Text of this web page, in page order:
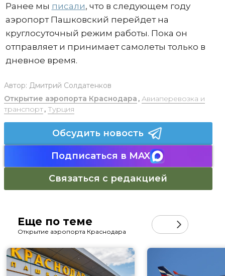
Ранее мы писали, что в следующем году
аэропорт Пашковский перейдет на
круглосуточный режим работы. Пока он
отправляет и принимает самолеты только в
дневное время.
Автор: Дмитрий Солдатенков
Открытие аэропорта Краснодара , Авиаперевозка и
транспорт, Турция
Обсудить новость
Подписаться в MAX
Связаться с редакцией
Еще по теме
Открытие аэропорта Краснодара